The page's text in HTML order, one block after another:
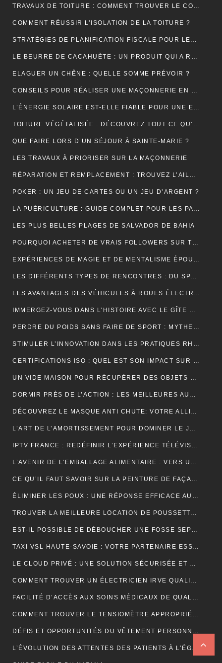
TRAVAUX DE TOITURE : COMMENT TROUVER LE COUVREUR IDÉAL?
COMMENT RÉUSSIR L’ISOLATION DE LA TOITURE ?
STRATÉGIES DE PLANIFICATION FISCALE POUR LES PETITES ET MOYENNES ENTREPRISES
LE BEURRE DE CACAHUÈTE : UN PRODUIT QUI A RÉSISTÉ À TOUTES LES GÉNÉRATIONS
ELAGUER UN CHÊNE : QUELLE SOMME PRÉVOIR ?
CONSEILS POUR RÉALISER UNE MAÇONNERIE EN BRIQUES OU EN PARPAINGS
L’ÉNERGIE SOLAIRE EST-ELLE FIABLE POUR UNE ENTREPRISE ?
TOITURE VÉGÉTALISÉE : DÉCOUVREZ TOUT CE QU’IL FAUT RETENIR À CE SUJET
QUE FAIRE LORS D’UN SÉJOUR À SAINTE-MARIE ?
LES TRAVAUX À PRIORISER SUR LA MAÇONNERIE
RÉPARATION ET REMPLACEMENT : TROUVEZ L’AILE ARRIÈRE PARFAITE POUR RESTAURER VOTRE VÉHICULE
POKER : UN JEU DE CARTES OU UN JEU D’ARGENT ?
LA PUÉRICULTURE : GUIDE COMPLET POUR LES PARENTS MODERNES.
LES PLUS BELLES PLAGES DE SALVADOR DE BAHIA
POURQUOI ACHETER DE VRAIS FOLLOWERS SUR TIKTOK PEUT AIDER À DÉVELOPPER VOTRE COMPTE RAPIDEMENT ?
EXPÉRIENCES DE MAGIE ET DE MENTALISME ÉPOUSTOUFLANTES EN SUISSE ROMANDE
LES DIFFÉRENTS TYPES DE RENCONTRES : DU SPEED DATING AUX RENCONTRES EN LIGNE, QUELLES SONT LES OPTIONS DISPONIBLES ?
LES AVANTAGES DES VÉHICULES À ROUES ÉLECTRIQUES POUR L’ENVIRONNEMENT.
IMMERGEZ-VOUS DANS L’HISTOIRE AVEC LE GÎTE MONT SAINT MICHEL
PERDRE DU POIDS SANS FAIRE DE SPORT : MYTHES ET RÉALITÉS
STIMULER L’INNOVATION DANS LES PRATIQUES RH PAR L’EXTERNALISATION
CERTIFICATIONS ISO : QUEL EST SON IMPACT SUR LES TARIFS D’UNE TRADUCTION ASSERMENTÉE ?
UN VIDE MAISON POUR RÉCUPÉRER DES OBJETS DE DÉCORATION
DORMIR PRÈS DE L’ACTION : LES MEILLEURES AUBERGES DE JEUNESSE À PROXIMITÉ DU PUY DU FOU
DÉCOUVREZ LE MASQUE ANTI CHUTE: VOTRE ALLIÉ POUR DES CHEVEUX FORTS ET SAINS
L’ART DE L’AMORTISSEMENT POUR DOMINER LE JEU DE BADMINTON
IPTV FRANCE : REDÉFINIR L’EXPÉRIENCE TÉLÉVISUELLE
L’AVENIR DE L’EMBALLAGE ALIMENTAIRE : VERS UNE RÉVOLUTION DURABLE ?
CE QU’IL FAUT SAVOIR SUR LA PEINTURE DE FAÇADE
ÉLIMINER LES POUX : UNE RÉPONSE EFFICACE AU CENTRE DE TRAITEMENT DES POUX À LYON
TROUVER LA MEILLEURE LOCATION DE POUSSETTE: FACILITEZ VOS DÉPLACEMENTS AVEC BÉBÉ
EST-IL POSSIBLE DE DÉBOUCHER UNE FOSSE SEPTIQUE NATURELLEMENT ?
TAXI VSL HAUTE-SAVOIE : VOTRE PARTENAIRE ESSENTIEL POUR DES DÉPLACEMENTS MÉDICAUX SÛRS ET CONFORTABLES
LE CLOUD PRIVÉ : UNE SOLUTION SÉCURISÉE ET POLYVALENTE POUR LE STOCKAGE ET L’ACCÈS AUX DONNÉES
COMMENT TROUVER UN ÉLECTRICIEN IRVE QUALIFIÉ POUR VOTRE PROJET DE MOBILITÉ ÉLECTRIQUE ?
FACILITÉ D’ACCÈS AUX SOINS MÉDICAUX DE QUALITÉ AVEC LES TAXIS VSL DE CLERMONT-FERRAND
COMMENT TROUVER LE TENSIOMÈTRE APPROPRIÉ POUR VOUS?
DÉFIS ET OPPORTUNITÉS DU VÊTEMENT PERSONNALISÉ : ANALYSE DU SECTEUR
L’ÉVOLUTION DES ATTENTES DES PATIENTS À L’ÉGARD DU TÉLÉSECRÉTARIAT MÉDICAL : SERVICES PERSONNALISÉS, RÉPONSE RAPIDE ET DISPONIBILITÉ